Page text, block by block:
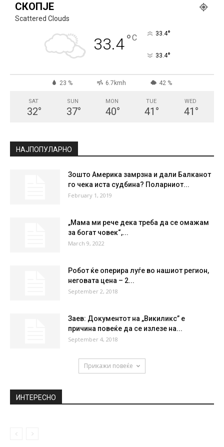
СКОПЈЕ
Scattered Clouds
33.4°C 33.4°
33.4°
23 % 6.7kmh 42 %
SAT
32°
SUN
37°
MON
40°
TUE
41 °
WED
41 °
НАЈПОПУЛАРНО
Зошто Америка замрзна и дали Балканот
го чека иста судбина? Поларниот...
February 1, 2019
„Мама ми рече дека треба да се омажам
за богат човек“,...
March 9, 2022
Робот ќе оперира луѓе во нашиот регион,
неговата цена – 2...
September 2, 2018
Заев: Документот на „Викиликс” е
причина повеќе да се излезе на...
September 4, 2018
Прикажи повеќе
ИНТЕРЕСНО